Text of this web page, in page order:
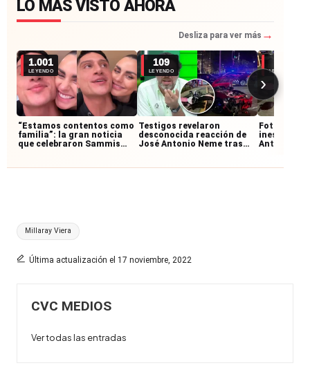
LO MÁS VISTO AHORA
Desliza para ver más →
1.001
LEYENDO
“Estamos contentos como
familia”: la gran noticia
que celebraron Sammis
109
LEYENDO
Testigos revelaron
desconocida reacción de
José Antonio Neme tras
LEYENDO
Fotografía
inesperado
Antonio
›
Etiquetas:
Millaray Viera
Última actualización el 17 noviembre, 2022
CVC MEDIOS
Ver todas las entradas